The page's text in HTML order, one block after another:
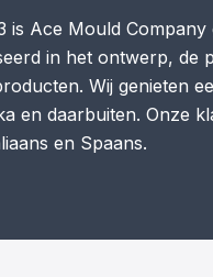
is Ace Mould
in het ontwerp, de
Wij genieten
en daarbuiten. Onze
en Spaans.